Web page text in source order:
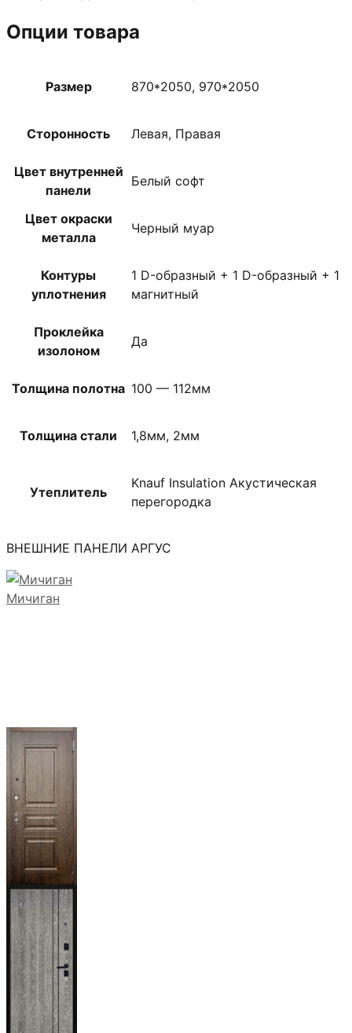
Опции товара
Размер 870*2050, 970*2050
Сторонность Левая, Правая
Цвет внутренней
панели
Белый софт
Цвет окраски
металла
Черный муар
Контуры
уплотнения
1 D-образный + 1 D-образный + 1
магнитный
Проклейка
изолоном
Да
Толщина полотна 100 — 112мм
Толщина стали 1,8мм, 2мм
Утеплитель
Knauf Insulation Акустическая
перегородка
ВНЕШНИЕ ПАНЕЛИ АРГУС
Мичиган
Магистр
Дуб кантри
тёмный